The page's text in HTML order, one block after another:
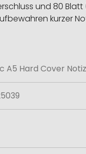
und 80
kurzer
A5 Hard Cover